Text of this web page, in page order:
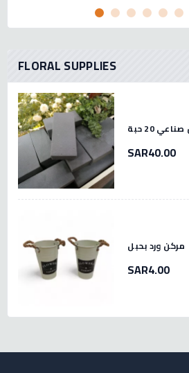
FLORAL SUPPLIES
20 حبة
SAR40.00
مركن ورد بحبل
SAR4.00